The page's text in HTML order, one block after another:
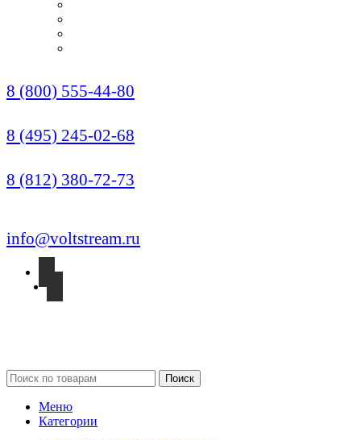
8 (800) 555-44-80
8 (495) 245-02-68
8 (812) 380-72-73
info@voltstream.ru
Поиск
Меню
Категории